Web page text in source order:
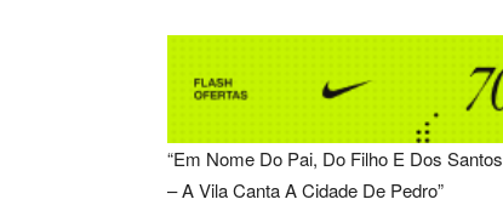
“Em Nome Do Pai, Do Filho E Dos Santos
– A Vila Canta A Cidade De Pedro”